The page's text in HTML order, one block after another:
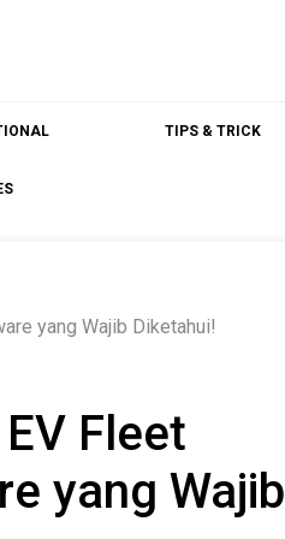
TIPS & TRICK
yang Wajib Diketahui!
Fleet
yang Wajib